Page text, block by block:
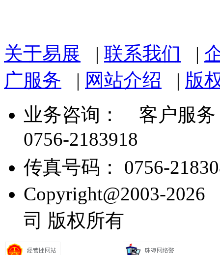
关于易展 | 联系我们 |
广服务 | 网站介绍 | 版
业务咨询：
客户服务
0756-2183918
传真号码： 0756-
Copyright@2003-
司 版权所有